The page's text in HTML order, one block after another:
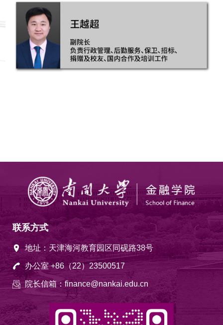
联系方式
地址：天津海河教育园区同砚路38号
办公室 +86（22）23500517
院长信箱：finance@nankai.edu.cn